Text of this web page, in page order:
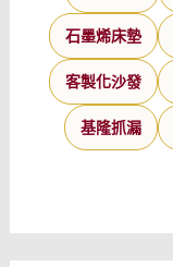
石墨烯床墊
客製化沙發
基隆抓漏